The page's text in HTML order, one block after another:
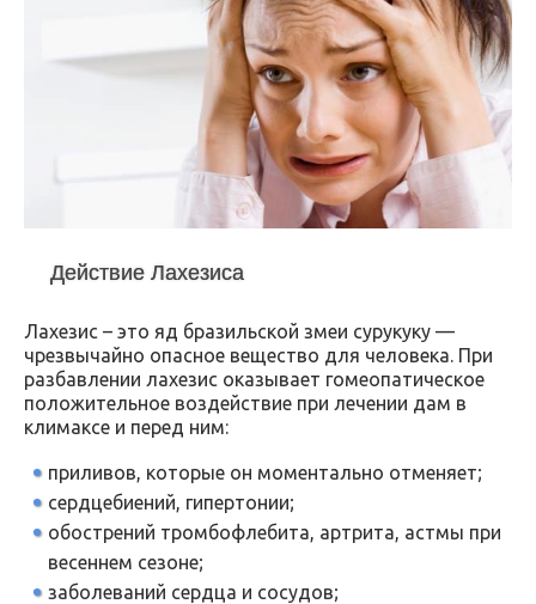
Действие Лахезиса
Лахезис – это яд бразильской змеи сурукуку —
чрезвычайно опасное вещество для человека. При
разбавлении лахезис оказывает гомеопатическое
положительное воздействие при лечении дам в
климаксе и перед ним:
приливов, которые он моментально отменяет;
сердцебиений, гипертонии;
обострений тромбофлебита, артрита, астмы при
весеннем сезоне;
заболеваний сердца и сосудов;